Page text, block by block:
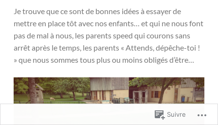
Je trouve que ce sont de bonnes idées à essayer de
mettre en place tôt avec nos enfants… et qui ne nous font
pas de mal à nous, les parents speed qui courons sans
arrêt après le temps, les parents « Attends, dépêche-toi !
» que nous sommes tous plus ou moins obligés d’être…
Suivre